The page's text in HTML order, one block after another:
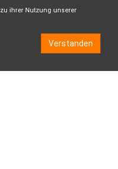
ihrer Nutzung unserer
Verstanden